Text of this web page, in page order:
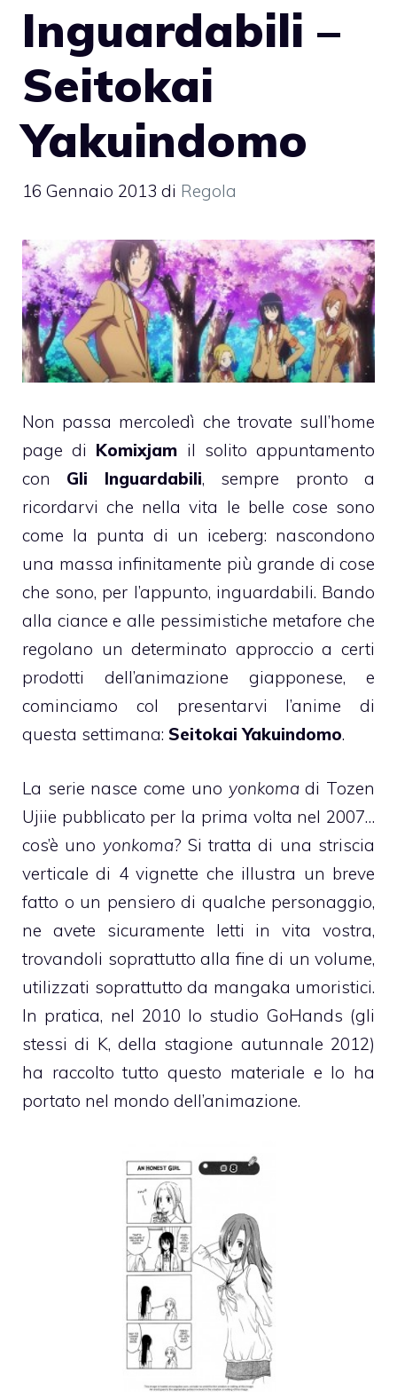
Inguardabili –
Seitokai
Yakuindomo
16 Gennaio 2013 di Regola
Non passa mercoledì che trovate sull’home
page di Komixjam il solito appuntamento
con Gli Inguardabili, sempre pronto a
ricordarvi che nella vita le belle cose sono
come la punta di un iceberg: nascondono
una massa infinitamente più grande di cose
che sono, per l’appunto, inguardabili. Bando
alla ciance e alle pessimistiche metafore che
regolano un determinato approccio a certi
prodotti dell’animazione giapponese, e
cominciamo col presentarvi l’anime di
questa settimana: Seitokai Yakuindomo.
La serie nasce come uno yonkoma di Tozen
Ujiie pubblicato per la prima volta nel 2007…
cos’è uno yonkoma? Si tratta di una striscia
verticale di 4 vignette che illustra un breve
fatto o un pensiero di qualche personaggio,
ne avete sicuramente letti in vita vostra,
trovandoli soprattutto alla fine di un volume,
utilizzati soprattutto da mangaka umoristici.
In pratica, nel 2010 lo studio GoHands (gli
stessi di K, della stagione autunnale 2012)
ha raccolto tutto questo materiale e lo ha
portato nel mondo dell’animazione.